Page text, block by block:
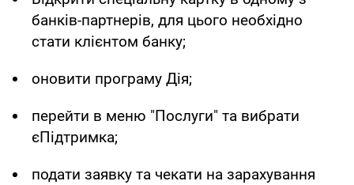
банків-партнерів, для цього необхідно
стати клієнтом банку;
оновити програму Дія;
перейти в меню "Послуги" та вибрати
єПідтримка;
подати заявку та чекати на зарахування